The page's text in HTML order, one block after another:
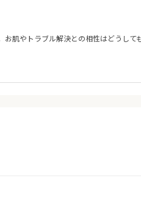
肌やトラブル解決との相性はどうして